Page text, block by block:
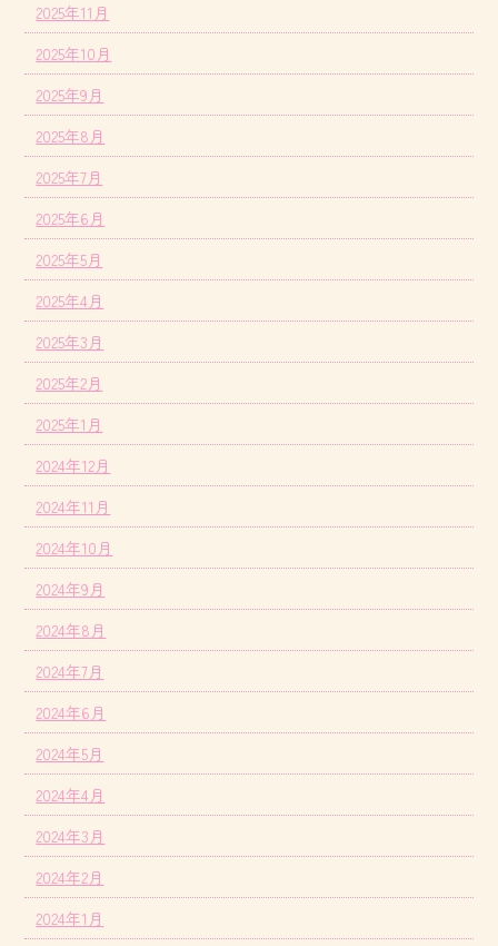
2025年11月
2025年10月
2025年9月
2025年8月
2025年7月
2025年6月
2025年5月
2025年4月
2025年3月
2025年2月
2025年1月
2024年12月
2024年11月
2024年10月
2024年9月
2024年8月
2024年7月
2024年6月
2024年5月
2024年4月
2024年3月
2024年2月
2024年1月